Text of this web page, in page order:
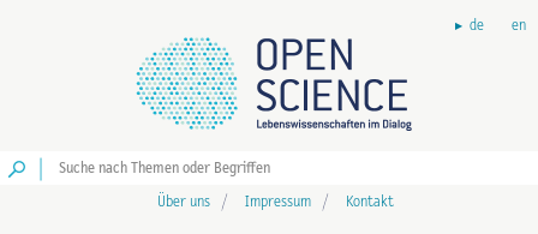
de en
Über uns Impressum Kontakt